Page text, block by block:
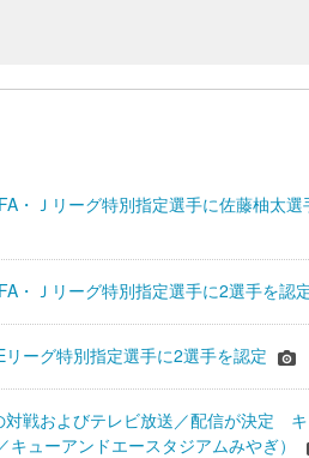
・Ｊリーグ特別指定選手に佐藤柚太
・Ｊリーグ特別指定選手に2選手を認
ーグ特別指定選手に2選手を認定
対戦およびテレビ放送／配信が決定
ューアンドエースタジアムみやぎ）